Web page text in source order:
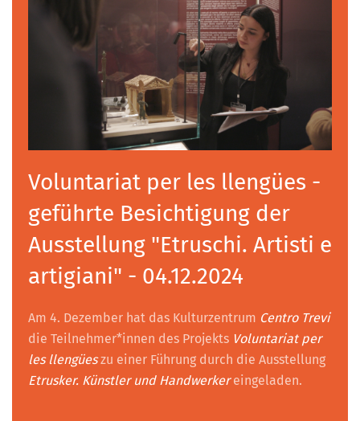
Voluntariat per les llengües -
geführte Besichtigung der
Ausstellung "Etruschi. Artisti e
artigiani" - 04.12.2024
Am 4. Dezember hat das Kulturzentrum Centro Trevi
die Teilnehmer*innen des Projekts Voluntariat per
les llengüeszu einer Führung durch die Ausstellung
Etrusker. Künstler und Handwerkereingeladen.